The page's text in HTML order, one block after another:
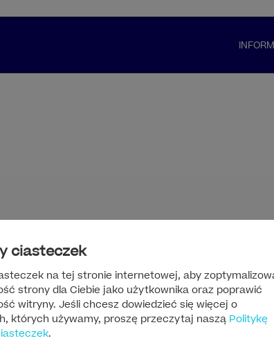
ciasteczek
na tej stronie internetowej, aby
strony dla Ciebie jako użytkownika oraz poprawić
witryny. Jeśli chcesz dowiedzieć się więcej o
których używamy, proszę przeczytaj naszą Politykę
.